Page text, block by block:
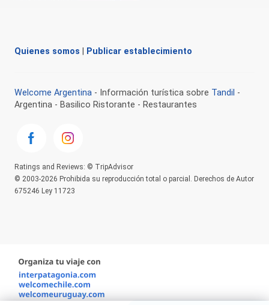
Quienes somos Publicar establecimiento
Welcome Argentina - Información turística sobre Tandil -
Argentina - Basilico Ristorante - Restaurantes
Ratings and Reviews: © TripAdvisor
© 2003-2026 Prohibida su reproducción total o parcial. Derechos de Autor
675246 Ley 11723